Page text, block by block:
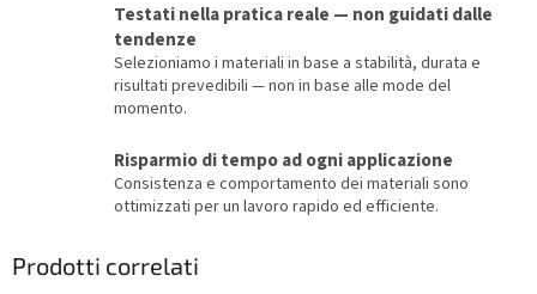
Testati nella pratica reale — non guidati dalle
tendenze
Selezioniamo i materiali in base a stabilità, durata e
risultati prevedibili — non in base alle mode del
momento.
Risparmio di tempo ad ogni applicazione
Consistenza e comportamento dei materiali sono
ottimizzati per un lavoro rapido ed efficiente.
Prodotti correlati